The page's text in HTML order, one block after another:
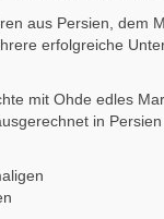
aus Persien, dem
erfolgreiche
mit Ohde edles
in Persien